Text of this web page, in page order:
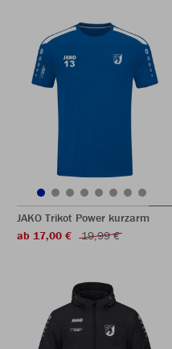
JAKO Trikot Power kurzarm
ab 17,00 €
19,99 €